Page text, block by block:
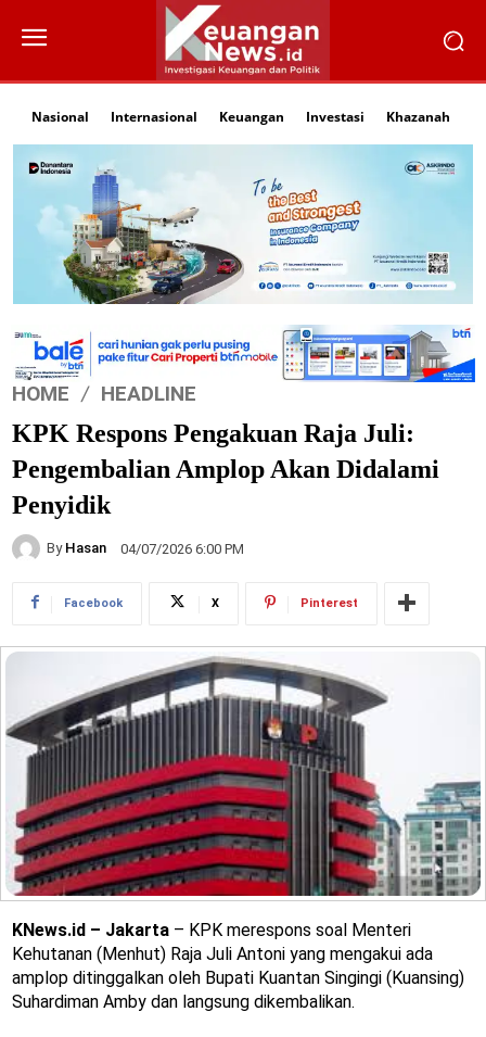
Nasional Internasional Keuangan Investasi Khazanah
HOME HEADLINE
KPK Respons Pengakuan Raja Juli:
Pengembalian Amplop Akan Didalami
Penyidik
By Hasan 04/07/2026 6:00 PM
Facebook X Pinterest
KNews.id – Jakarta – KPK merespons soal Menteri
Kehutanan (Menhut) Raja Juli Antoni yang mengakui ada
amplop ditinggalkan oleh Bupati Kuantan Singingi (Kuansing)
Suhardiman Amby dan langsung dikembalikan.